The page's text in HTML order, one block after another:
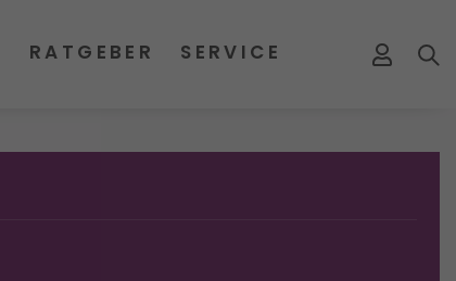
RATGEBER SERVICE